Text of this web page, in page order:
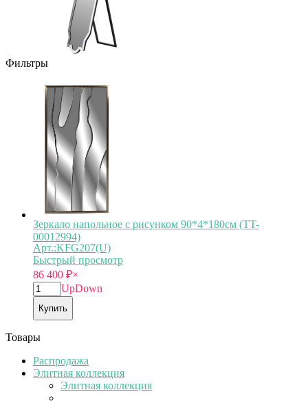
Фильтры
Зеркало напольное с рисунком 90*4*180см (TT-
00012994)
Арт.:KFG207(U)
Быстрый просмотр
86 400 ₽×
UpDown
Купить
Товары
Распродажа
Элитная коллекция
Элитная коллекция